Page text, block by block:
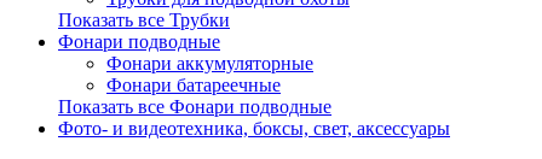
Показать все Трубки
Фонари подводные
Фонари аккумуляторные
Фонари батареечные
Показать все Фонари подводные
Фото- и видеотехника, боксы, свет, аксессуары